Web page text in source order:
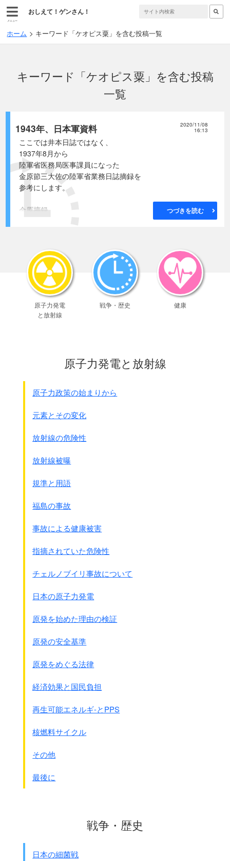
メニュー
おしえて！ゲンさん！
ホーム キーワード「ケオピス粟」を含む投稿一覧
キーワード「ケオピス粟」を含む投稿
一覧
1943年、日本軍資料 2020/11/08
16:13
ここでは井本日誌ではなく、
1937年8月から
陸軍省医務局医事課員になった
金原節三大佐の陸軍省業務日誌摘録を
参考にします。
金原摘録
1943年度の研究事項
(第1部)基礎的諸元の研究。溢血熱の研究。4種混合の改
良
発疹チフスワクチン
(第2部)攻撃
(第3部)昆虫の駆除撲滅。防疫実施法の研究
各防疫給水部の報告
粟100ｇ、餅1,000。
但し餅の追送を要す（計2万ケ、月々漸増）
イ 餅の輸送の場合、船便による時は
相当の飼料を要するのみならず、
ロ 研究を主体とし格好の試験所を獲得せり
ハ葡萄糖を使用し餅の節約となる。
その粟の卵の保存法を研究し好結果を得たり
(中支）
現在量5kg
期日を3ケ月前に予告されたし
ロ 餅に3週間後にする法が最も良し。
ハ米に対する攻撃(
人工増殖は困難なり。
ホ 輸送10日以上にわたる時は不可
どぶねずみトラッテとの混種を作りあり。
野ネズミには間々ペスト菌あり。
他の粟その他の虫を有し防諜上も不可なり。
(南支)
ロ 2月は補給現在迄2万
ハ エヂプトヌマネズミの2代目を作り、粗暴性緩和
す。
飼育馴化しあり。自変種にかわりつつあり。
つづきを読む
原子力発電
と放射線
戦争・歴史 健康
原子力発電と放射線
原子力政策の始まりから
元素とその変化
放射線の危険性
放射線被曝
規準と用語
福島の事故
事故による健康被害
指摘されていた危険性
チェルノブイリ事故について
日本の原子力発電
原発を始めた理由の検証
原発の安全基準
原発をめぐる法律
経済効果と国民負担
再生可能エネルギ-とPPS
核燃料サイクル
その他
最後に
戦争・歴史
日本の細菌戦